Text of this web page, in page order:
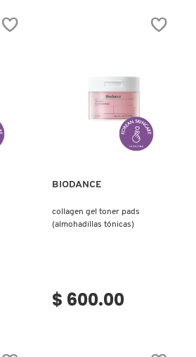
Ver más
BIODANCE
collagen gel toner pads
(almohadillas tónicas)
$ 600.00